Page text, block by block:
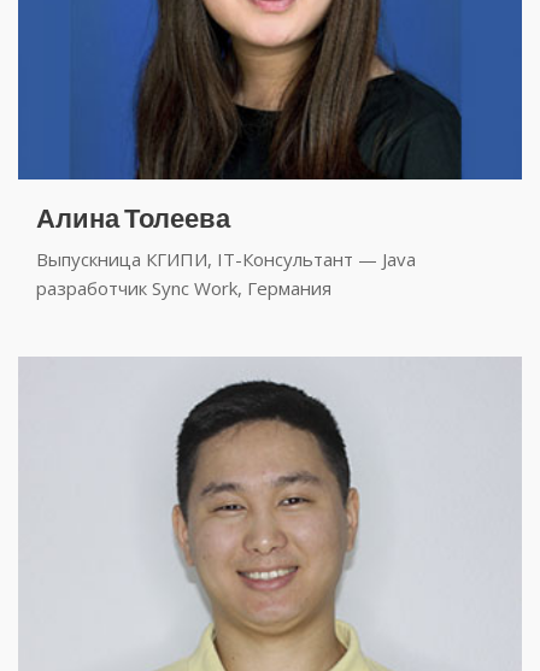
Алина Толеева
Выпускница КГИПИ, IT-Консультант — Java
разработчик Sync Work, Германия